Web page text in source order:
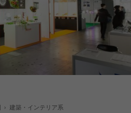
› 建築・インテリア系